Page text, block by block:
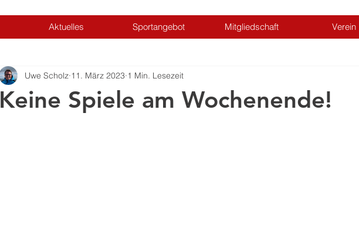
Aktuelles Sportangebot Mitgliedschaft Verein
Keine Spiele am Wochenende!
Uwe Scholz 11. März 2023 1 Min. Lesezeit